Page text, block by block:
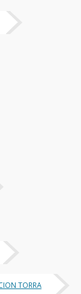
TORRA